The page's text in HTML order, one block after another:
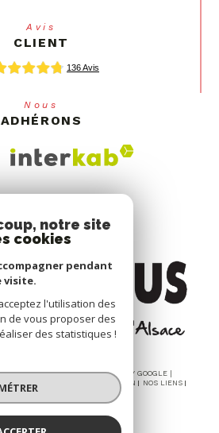
Avis
CLIENT
Nous
ADHÉRONS
| TRADUCTION POWERED BY GOOGLE |
SITE MENTIONS LÉGALES ADMIN
NOS LIENS
RGPD
notre site
cookies
pendant
visite.
l'utilisation des
de vous proposer des
des statistiques !